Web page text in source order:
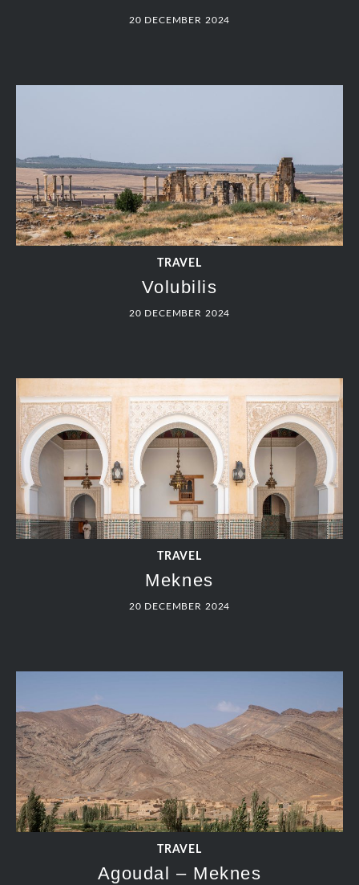
20 DECEMBER 2024
TRAVEL
Volubilis
20 DECEMBER 2024
TRAVEL
Meknes
20 DECEMBER 2024
TRAVEL
Agoudal – Meknes